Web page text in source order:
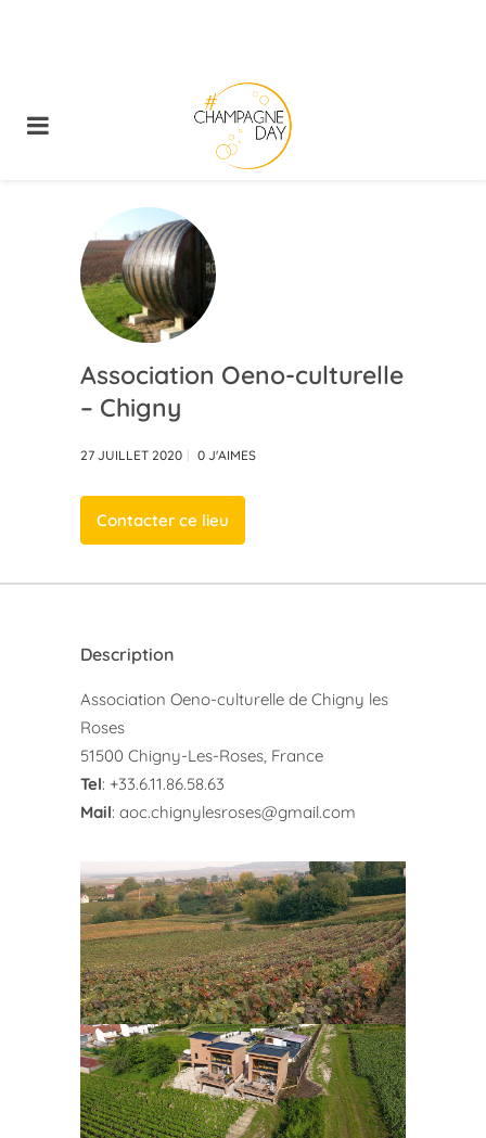
Association Oeno-culturelle
– Chigny
27 JUILLET 2020 0 J'AIMES
Contacter ce lieu
Description
Association Oeno-culturelle de Chigny les
Roses
51500 Chigny-Les-Roses, France
Tel: +33.6.11.86.58.63
Mail: aoc.chignylesroses@gmail.com